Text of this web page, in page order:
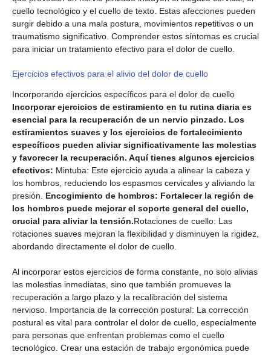
cuello tecnológico y el cuello de texto. Estas afecciones pueden
surgir debido a una mala postura, movimientos repetitivos o un
traumatismo significativo. Comprender estos síntomas es crucial
para iniciar un tratamiento efectivo para el dolor de cuello.
Ejercicios efectivos para el alivio del dolor de cuello
Incorporando ejercicios específicos para el dolor de cuello
Incorporar ejercicios de estiramiento en tu rutina diaria es
esencial para la recuperación de un nervio pinzado. Los
estiramientos suaves y los ejercicios de fortalecimiento
específicos pueden aliviar significativamente las molestias
y favorecer la recuperación. Aquí tienes algunos ejercicios
efectivos: Mintuba: Este ejercicio ayuda a alinear la cabeza y
los hombros, reduciendo los espasmos cervicales y aliviando la
presión. Encogimiento de hombros: Fortalecer la región de
los hombros puede mejorar el soporte general del cuello,
crucial para aliviar la tensión.Rotaciones de cuello: Las
rotaciones suaves mejoran la flexibilidad y disminuyen la rigidez,
abordando directamente el dolor de cuello.
Al incorporar estos ejercicios de forma constante, no solo alivias
las molestias inmediatas, sino que también promueves la
recuperación a largo plazo y la recalibración del sistema
nervioso. Importancia de la corrección postural: La corrección
postural es vital para controlar el dolor de cuello, especialmente
para personas que enfrentan problemas como el cuello
tecnológico. Crear una estación de trabajo ergonómica puede